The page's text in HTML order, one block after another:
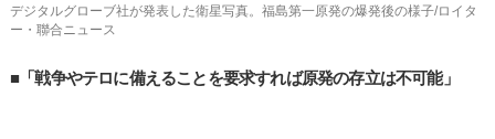
デジタルグローブ社が発表した衛星写真。福島第一原発の爆発後の様子/ロイタ
ー・聯合ニュース
■「戦争やテロに備えることを要求すれば原発の存立は不可能」